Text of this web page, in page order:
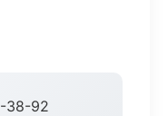
38-92